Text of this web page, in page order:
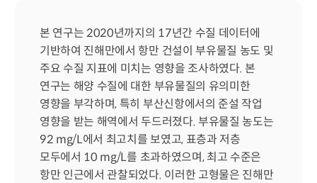
본 연구는 2020년까지의 17년간 수질 데이터에
기반하여 진해만에서 항만 건설이 부유물질 농도 및
주요 수질 지표에 미치는 영향을 조사하였다. 본
연구는 해양 수질에 대한 부유물질의 유의미한
영향을 부각하며, 특히 부산신항에서의 준설 작업
영향을 받는 해역에서 두드러졌다. 부유물질 농도는
92 mg/L에서 최고치를 보였고, 표층과 저층
모두에서 10 mg/L를 초과하였으며, 최고 수준은
항만 인근에서 관찰되었다. 이러한 고형물은 진해만